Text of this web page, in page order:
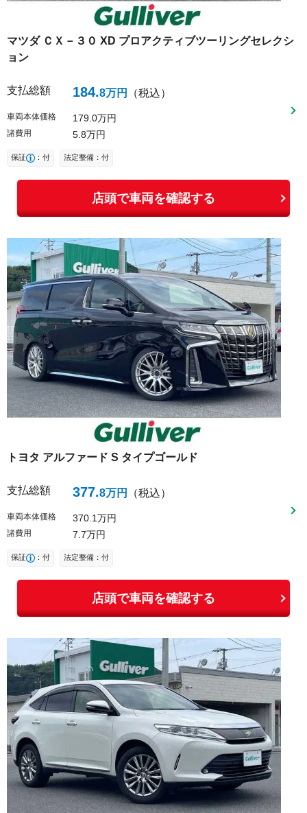
マツダ ＣＸ－３０ XD プロアクティブツーリングセレクシ
ョン
支払総額 184.8万円 （税込）
車両本体価格 179 0万円
諸費用 5 8万円
保証 ：付 法定整備：付
店頭で車両を確認する
トヨタ アルファード S タイプゴールド
支払総額 377.8万円 （税込）
車両本体価格 370 1万円
諸費用 7 7万円
保証 ：付 法定整備：付
店頭で車両を確認する